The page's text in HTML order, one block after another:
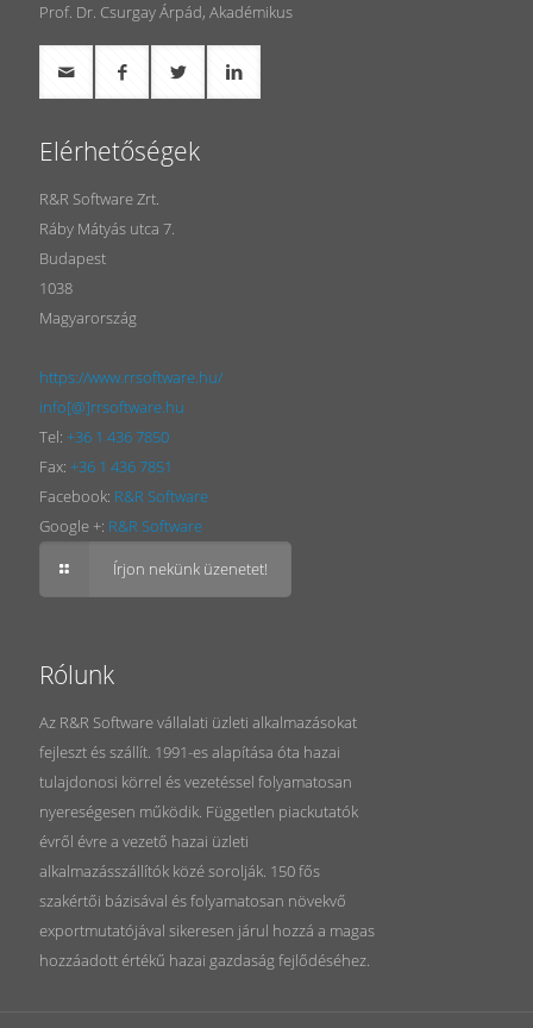
Prof. Dr. Csurgay Árpád, Akadémikus
Elérhetőségek
R&R Software Zrt.
Ráby Mátyás utca 7.
Budapest
1038
Magyarország
https://www.rrsoftware.hu/
info[@]rrsoftware.hu
Tel: +36 1 436 7850
Fax: +36 1 436 7851
Facebook: R&R Software
Google +: R&R Software
Írjon nekünk üzenetet!
Rólunk
Az R&R Software vállalati üzleti alkalmazásokat
fejleszt és szállít. 1991-es alapítása óta hazai
tulajdonosi körrel és vezetéssel folyamatosan
nyereségesen működik. Független piackutatók
évről évre a vezető hazai üzleti
alkalmazásszállítók közé sorolják. 150 fős
szakértői bázisával és folyamatosan növekvő
exportmutatójával sikeresen járul hozzá a magas
hozzáadott értékű hazai gazdaság fejlődéséhez.